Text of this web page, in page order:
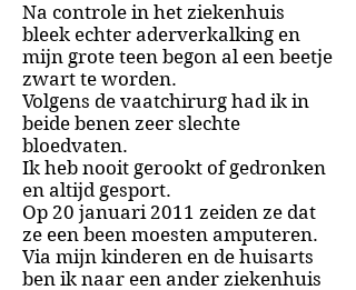
Na controle in het ziekenhuis
bleek echter aderverkalking en
mijn grote teen begon al een beetje
zwart te worden.
Volgens de vaatchirurg had ik in
beide benen zeer slechte
bloedvaten.
Ik heb nooit gerookt of gedronken
en altijd gesport.
Op 20 januari 2011 zeiden ze dat
ze een been moesten amputeren.
Via mijn kinderen en de huisarts
ben ik naar een ander ziekenhuis